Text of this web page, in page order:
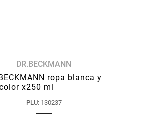
DR.BECKMANN
ropa blanca y
x250 ml
PLU: 130237